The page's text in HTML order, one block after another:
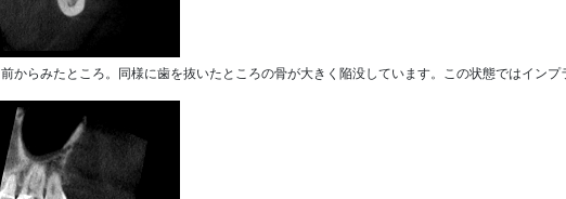
前からみたところ。同様に歯を抜いたところの骨が大きく陥没しています。この状態ではインプ